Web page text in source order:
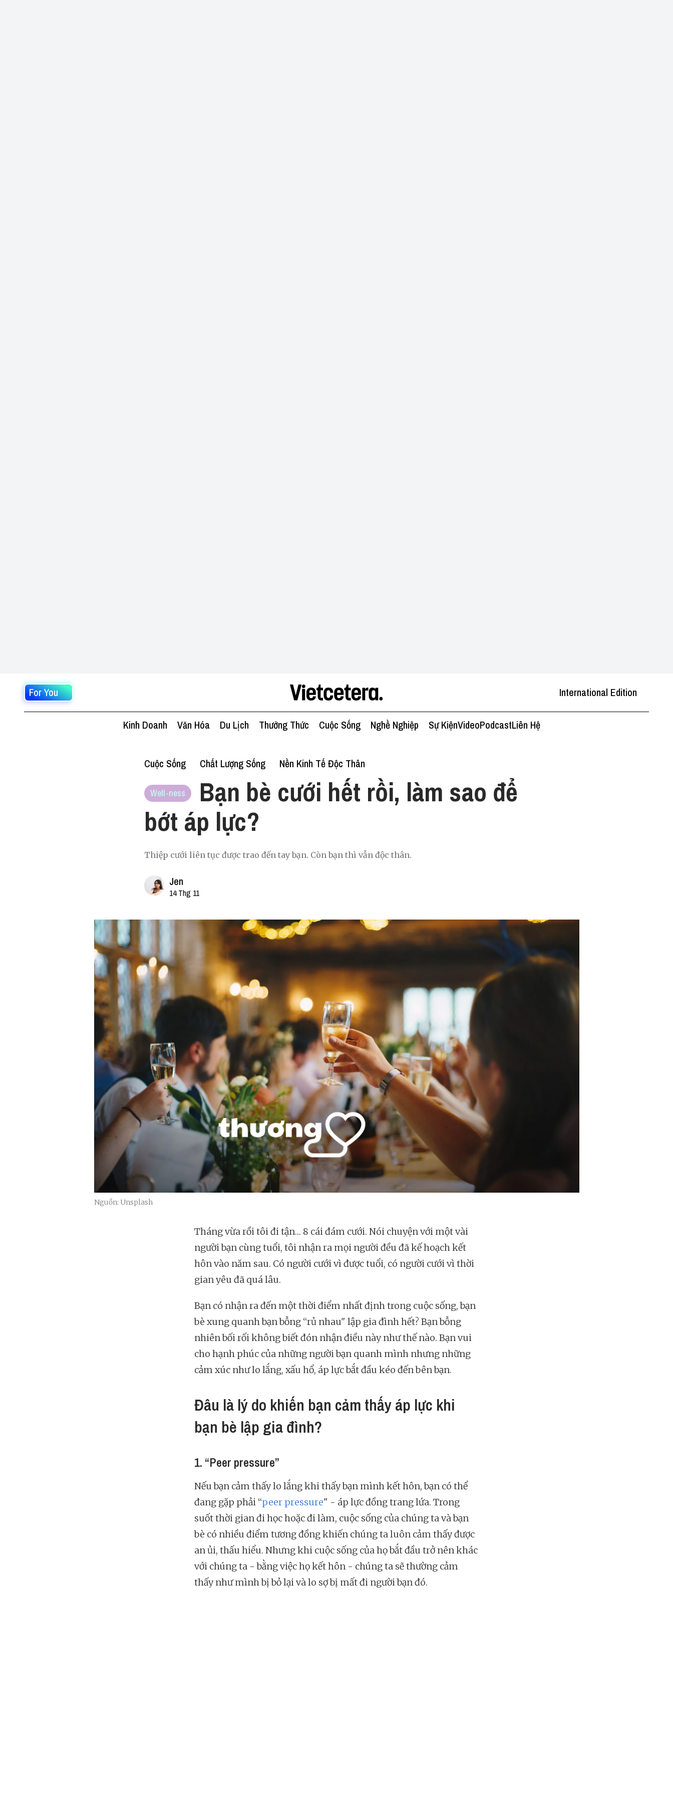
For You International Edition
Kinh Doanh Văn Hóa Du Lịch Thưởng Thức Cuộc Sống Nghề Nghiệp Sự KiệnVideoPodcastLiên Hệ
Cuộc Sống Chất Lượng Sống Nền Kinh Tế Độc Thân
Well-ness
Bạn bè cưới hết rồi, làm sao để
bớt áp lực?
Thiệp cưới liên tục được trao đến tay bạn. Còn bạn thì vẫn độc thân.
Jen
14 Thg 11
Nguồn: Unsplash
Tháng vừa rồi tôi đi tận… 8 cái đám cưới. Nói chuyện với một vài
người bạn cùng tuổi, tôi nhận ra mọi người đều đã kế hoạch kết
hôn vào năm sau. Có người cưới vì được tuổi, có người cưới vì thời
gian yêu đã quá lâu.
Bạn có nhận ra đến một thời điểm nhất định trong cuộc sống, bạn
bè xung quanh bạn bỗng “rủ nhau" lập gia đình hết? Bạn bỗng
nhiên bối rối không biết đón nhận điều này như thế nào. Bạn vui
cho hạnh phúc của những người bạn quanh mình nhưng những
cảm xúc như lo lắng, xấu hổ, áp lực bắt đầu kéo đến bên bạn.
Đâu là lý do khiến bạn cảm thấy áp lực khi
bạn bè lập gia đình?
1. “Peer pressure”
Nếu bạn cảm thấy lo lắng khi thấy bạn mình kết hôn, bạn có thể
đang gặp phải “peer pressure" - áp lực đồng trang lứa. Trong
suốt thời gian đi học hoặc đi làm, cuộc sống của chúng ta và bạn
bè có nhiều điểm tương đồng khiến chúng ta luôn cảm thấy được
an ủi, thấu hiểu. Nhưng khi cuộc sống của họ bắt đầu trở nên khác
với chúng ta - bằng việc họ kết hôn - chúng ta sẽ thường cảm
thấy như mình bị bỏ lại và lo sợ bị mất đi người bạn đó.